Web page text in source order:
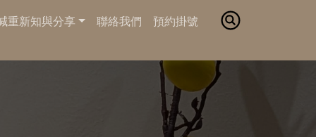
重新知與分享 聯絡我們 預約掛號